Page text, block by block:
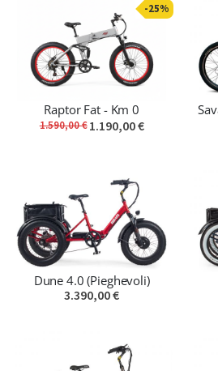
-25%
Raptor Fat - Km 0
1.590,00 €1.190,00 €
Dune 4.0 (Pieghevoli)
3.390,00 €